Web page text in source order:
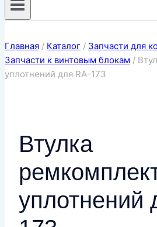
Главная / Каталог / Запчасти для
Запчасти к винтовым блокам /
уплотнений для RA-173
Втулка
уплотнений